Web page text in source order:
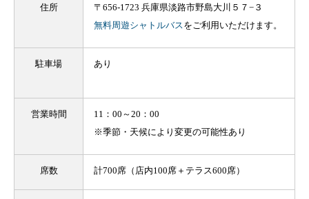
住所
〒656-1723 兵庫県淡路市野島大川５７−３
無料周遊シャトルバス をご利用いただけます。
駐車場 あり
営業時間
11：00～20：00
※季節・天候により変更の可能性あり
席数 計700席（店内100席＋テラス600席）